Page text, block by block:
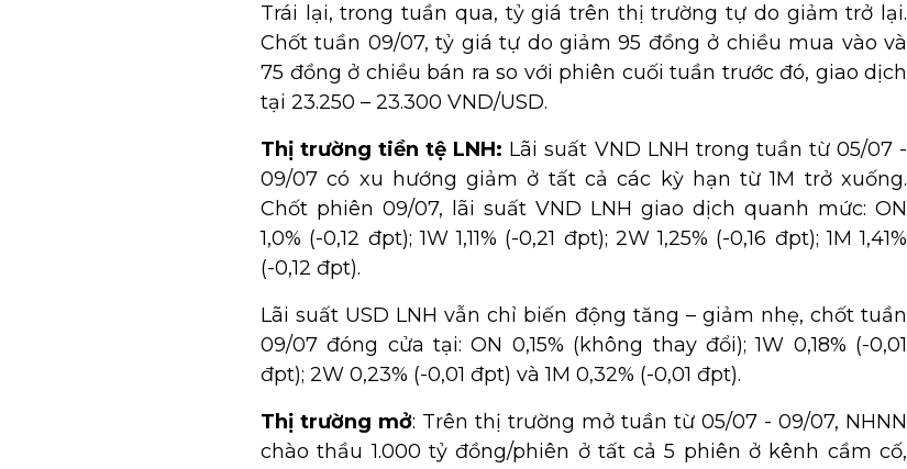
Trái lại, trong tuần qua, tỷ giá trên thị trường tự do giảm trở lại.
Chốt tuần 09/07, tỷ giá tự do giảm 95 đồng ở chiều mua vào và
75 đồng ở chiều bán ra so với phiên cuối tuần trước đó, giao dịch
tại 23.250 – 23.300 VND/USD.
Thị trường tiền tệ LNH: Lãi suất VND LNH trong tuần từ 05/07 -
09/07 có xu hướng giảm ở tất cả các kỳ hạn từ 1M trở xuống.
Chốt phiên 09/07, lãi suất VND LNH giao dịch quanh mức: ON
1,0% (-0,12 đpt); 1W 1,11% (-0,21 đpt); 2W 1,25% (-0,16 đpt); 1M 1,41%
(-0,12 đpt).
Lãi suất USD LNH vẫn chỉ biến động tăng – giảm nhẹ, chốt tuần
09/07 đóng cửa tại: ON 0,15% (không thay đổi); 1W 0,18% (-0,01
đpt); 2W 0,23% (-0,01 đpt) và 1M 0,32% (-0,01 đpt).
Thị trường mở: Trên thị trường mở tuần từ 05/07 - 09/07, NHNN
chào thầu 1.000 tỷ đồng/phiên ở tất cả 5 phiên ở kênh cầm cố,